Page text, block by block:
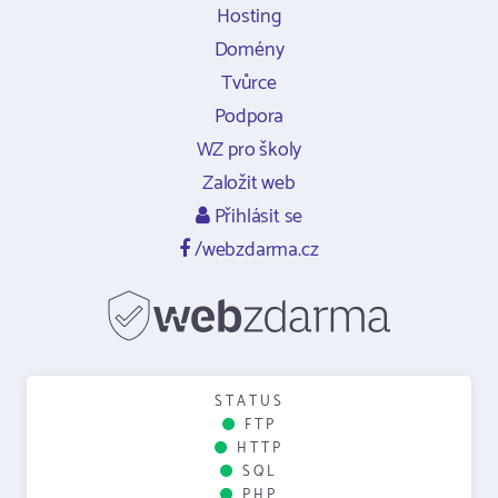
Hosting
Domény
Tvůrce
Podpora
WZ pro školy
Založit web
Přihlásit se
/webzdarma.cz
STATUS
FTP
HTTP
SQL